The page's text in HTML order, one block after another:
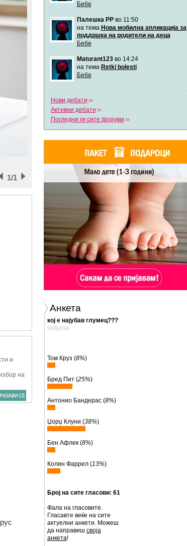
/1
1
Бебе
Палешка РРво 11:50
на тема Нова мобилна апликација за
поддршка на родители на деца
Бебе
Maturant123во 14:24
на тема Retki bolesti
Бебе
Нови дебати
Активни дебати
Погледни ги сите форуми
Анкета
кој е најубав глумец???
milijana
Том Круз (8%)
Бред Пит (25%)
Антонио Бандерас (8%)
Џорџ Клуни (38%)
Бен Афлек (8%)
Колин Фаррел (13%)
Број на сите гласови: 61
Фала на гласовите.
Гласавте веќе на сите
актуелни анкети. Можеш
да направиш своја
анкета!